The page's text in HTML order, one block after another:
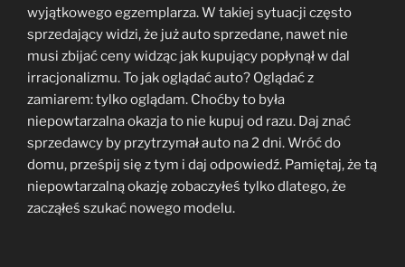
wyjątkowego egzemplarza. W takiej sytuacji często
sprzedający widzi, że już auto sprzedane, nawet nie
musi zbijać ceny widząc jak kupujący popłynął w dal
irracjonalizmu. To jak oglądać auto? Oglądać z
zamiarem: tylko oglądam. Choćby to była
niepowtarzalna okazja to nie kupuj od razu. Daj znać
sprzedawcy by przytrzymał auto na 2 dni. Wróć do
domu, prześpij się z tym i daj odpowiedź. Pamiętaj, że tą
niepowtarzalną okazję zobaczyłeś tylko dlatego, że
zacząłeś szukać nowego modelu.